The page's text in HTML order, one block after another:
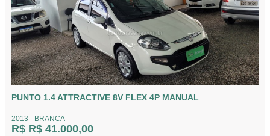
PUNTO 1.4 ATTRACTIVE 8V FLEX 4P MANUAL
2013 - BRANCA
R$ R$ 41.000,00